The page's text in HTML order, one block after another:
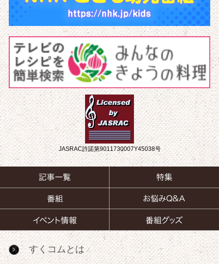
JASRAC許諾第9011730007Y45038号
すくコムとは